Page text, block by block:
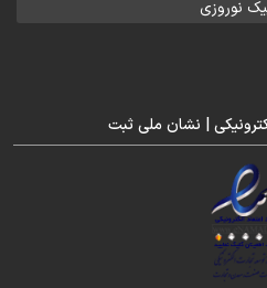
نوروزی
| نشان ملی ثبت